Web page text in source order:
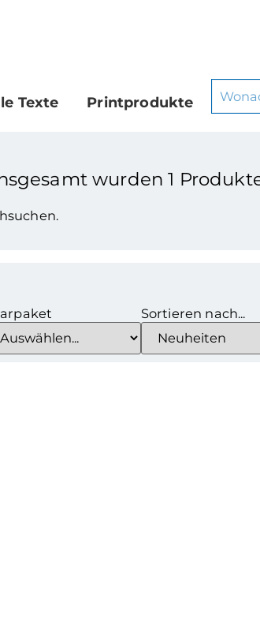
Texte Printprodukte
wurden1
Sortieren nach...